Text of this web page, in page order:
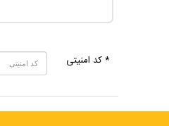
* کد امنیتی